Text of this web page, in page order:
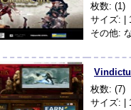
枚数: (1)
サイズ: |
その他:
枚数: (7)
サイズ: |